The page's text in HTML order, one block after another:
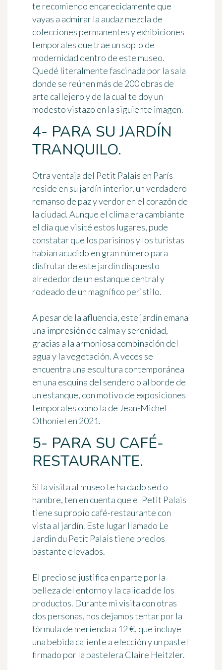
te recomiendo encarecidamente que
vayas a admirar la audaz mezcla de
colecciones permanentes y exhibiciones
temporales que trae un soplo de
modernidad dentro de este museo.
Quedé literalmente fascinada por la sala
donde se reúnen más de 200 obras de
arte callejero y de la cual te doy un
modesto vistazo en la siguiente imagen.
4- PARA SU JARDÍN
TRANQUILO.
Otra ventaja del Petit Palais en París
reside en su jardín interior, un verdadero
remanso de paz y verdor en el corazón de
la ciudad. Aunque el clima era cambiante
el día que visité estos lugares, pude
constatar que los parisinos y los turistas
habían acudido en gran número para
disfrutar de este jardín dispuesto
alrededor de un estanque central y
rodeado de un magnífico peristilo.
A pesar de la afluencia, este jardín emana
una impresión de calma y serenidad,
gracias a la armoniosa combinación del
agua y la vegetación. A veces se
encuentra una escultura contemporánea
en una esquina del sendero o al borde de
un estanque, con motivo de exposiciones
temporales como la de Jean-Michel
Othoniel en 2021.
5- PARA SU CAFÉ-
RESTAURANTE.
Si la visita al museo te ha dado sed o
hambre, ten en cuenta que el Petit Palais
tiene su propio café-restaurante con
vista al jardín. Este lugar llamado Le
Jardin du Petit Palaistiene precios
bastante elevados.
El precio se justifica en parte por la
belleza del entorno y la calidad de los
productos. Durante mi visita con otras
dos personas, nos dejamos tentar por la
fórmula de merienda a 12 €, que incluye
una bebida caliente a elección y un pastel
firmado por la pastelera Claire Heitzler.